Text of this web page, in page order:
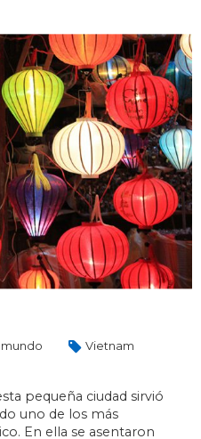
Vietnam
pequeña ciudad sirvió
uno de los más
En ella se asentaron